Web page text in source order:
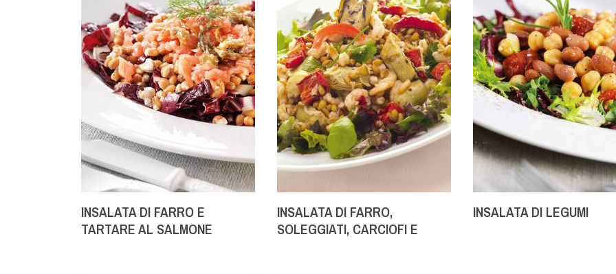
INSALATA DI FARRO E
TARTARE AL SALMONE
INSALATA DI FARRO,
SOLEGGIATI, CARCIOFI E
INSALATA DI LEGUMI